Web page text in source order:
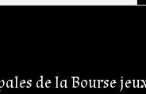
de la Bourse